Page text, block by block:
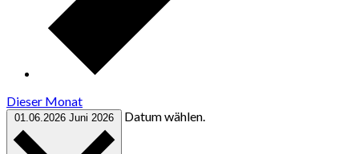
Dieser Monat
01.06.2026 Juni 2026 Datum wählen.